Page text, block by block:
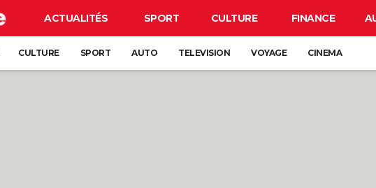
ACTUALITÉS SPORT CULTURE FINANCE
CULTURE SPORT AUTO TELEVISION VOYAGE CINEMA